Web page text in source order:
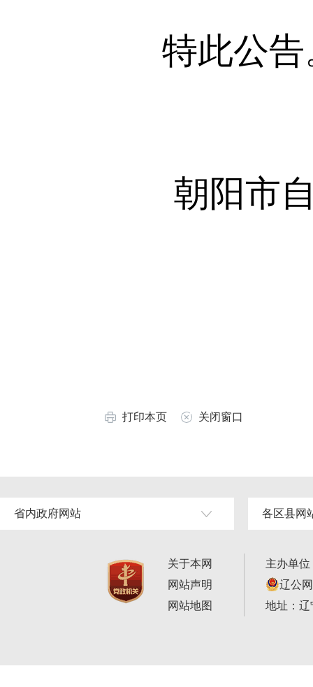
特此公告
朝阳市自
打印本页 关闭窗口
省内政府网站 各区县网
关于本网
网站声明
网站地图
主办单
辽公
地址：辽